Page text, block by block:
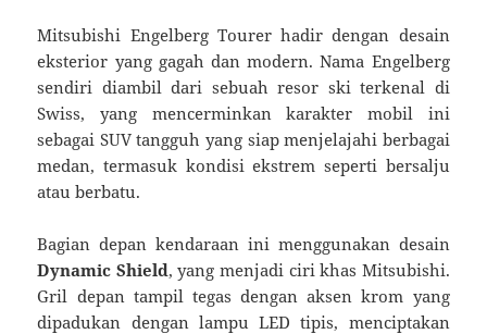
Mitsubishi Engelberg Tourer hadir dengan desain
eksterior yang gagah dan modern. Nama Engelberg
sendiri diambil dari sebuah resor ski terkenal di
Swiss, yang mencerminkan karakter mobil ini
sebagai SUV tangguh yang siap menjelajahi berbagai
medan, termasuk kondisi ekstrem seperti bersalju
atau berbatu.
Bagian depan kendaraan ini menggunakan desain
Dynamic Shield, yang menjadi ciri khas Mitsubishi.
Gril depan tampil tegas dengan aksen krom yang
dipadukan dengan lampu LED tipis, menciptakan